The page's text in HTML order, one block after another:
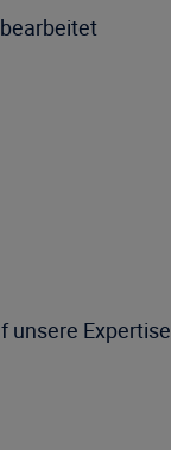
unsere Expertise